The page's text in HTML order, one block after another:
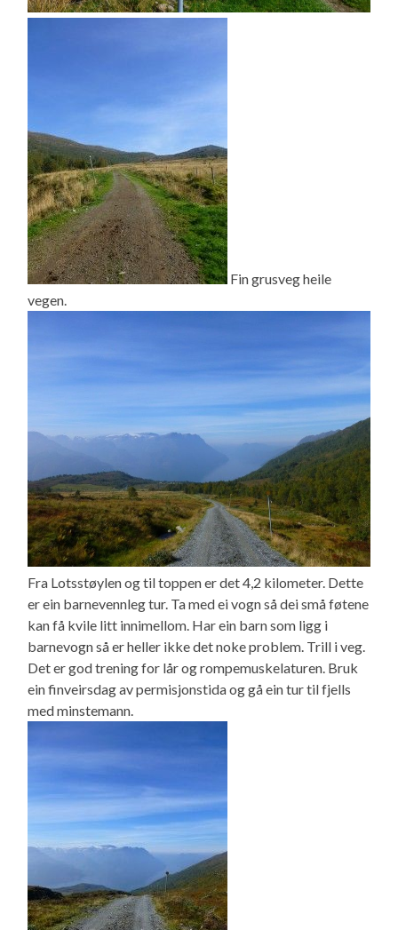
Fin grusveg heile
vegen.
Fra Lotsstøylen og til toppen er det 4,2 kilometer. Dette
er ein barnevennleg tur. Ta med ei vogn så dei små føtene
kan få kvile litt innimellom. Har ein barn som ligg i
barnevogn så er heller ikke det noke problem. Trill i veg.
Det er god trening for lår og rompemuskelaturen. Bruk
ein finveirsdag av permisjonstida og gå ein tur til fjells
med minstemann.